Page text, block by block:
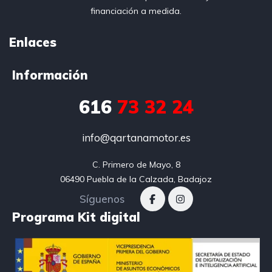
financiación a medida.
Enlaces
Información
61673 32 24
info@qartanamotor.es
C. Primero de Mayo, 8
06490 Puebla de la Calzada, Badajoz
Síguenos
Programa Kit digital